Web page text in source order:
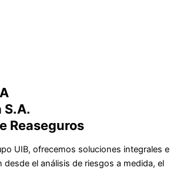
S.A.
Reaseguros
UIB, ofrecemos soluciones integrales e
desde el análisis de riesgos a medida, el